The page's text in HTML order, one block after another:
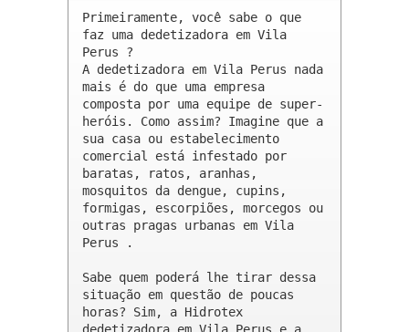
Primeiramente, você sabe o que
faz uma dedetizadora em Vila
Perus ?
A dedetizadora em Vila Perus nada
mais é do que uma empresa
composta por uma equipe de super-
heróis. Como assim? Imagine que a
sua casa ou estabelecimento
comercial está infestado por
baratas, ratos, aranhas,
mosquitos da dengue, cupins,
formigas, escorpiões, morcegos ou
outras pragas urbanas em Vila
Perus .
Sabe quem poderá lhe tirar dessa
situação em questão de poucas
horas? Sim, a Hidrotex